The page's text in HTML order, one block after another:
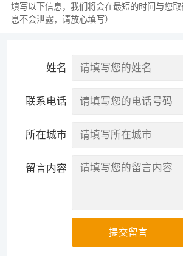
填写以下信息，我们将会在最短的时间与您
息不会泄露，请放心填写）
姓名
联系电话
所在城市
留言内容
提交留言